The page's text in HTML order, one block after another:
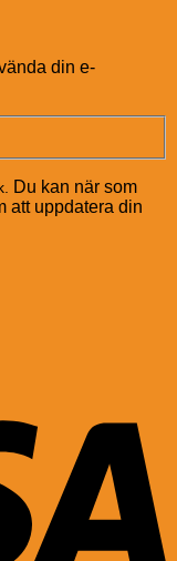
din e-
Du kan när som
att uppdatera din